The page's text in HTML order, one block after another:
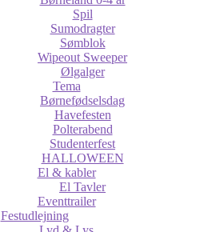
Spil
Sumodragter
Sømblok
Wipeout Sweeper
Ølgalger
Tema
Børnefødselsdag
Havefesten
Polterabend
Studenterfest
HALLOWEEN
El & kabler
El Tavler
Eventtrailer
Festudlejning